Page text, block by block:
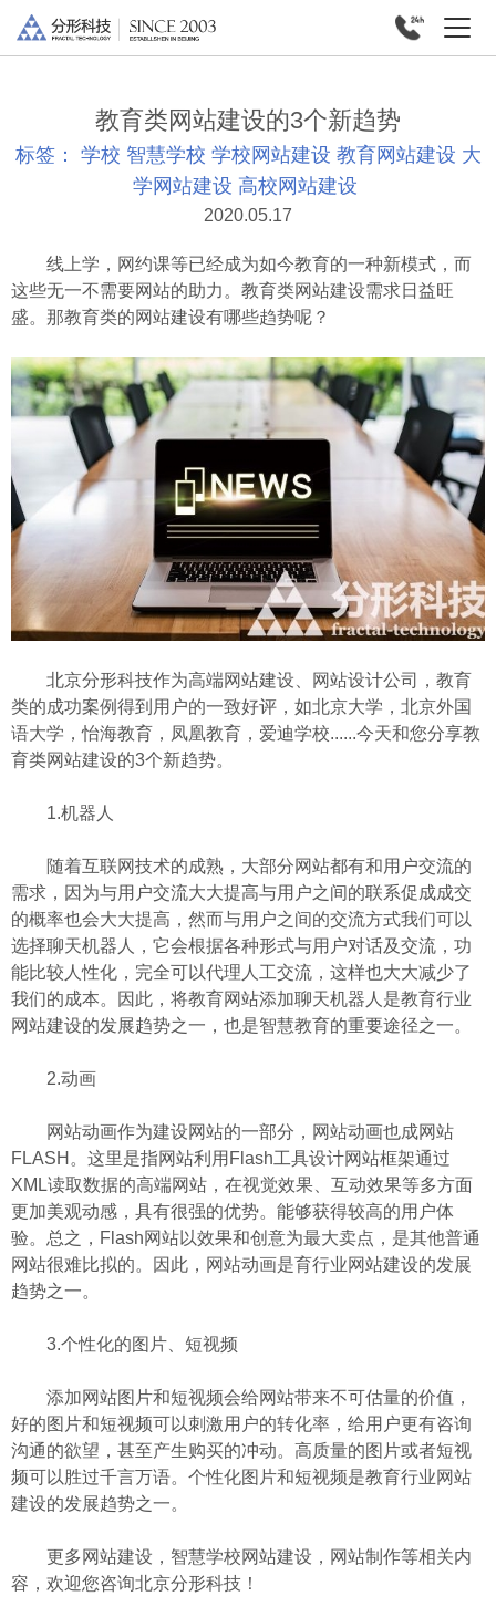
教育类网站建设的3个新趋势
标签： 学校 智慧学校 学校网站建设 教育网站建设 大
学网站建设 高校网站建设
2020.05.17
线上学，网约课等已经成为如今教育的一种新模式，而
这些无一不需要网站的助力。教育类网站建设需求日益旺
盛。那教育类的网站建设有哪些趋势呢？
北京分形科技作为高端网站建设、网站设计公司，教育
类的成功案例得到用户的一致好评，如北京大学，北京外国
语大学，怡海教育，凤凰教育，爱迪学校......今天和您分享教
育类网站建设的3个新趋势。
1.机器人
随着互联网技术的成熟，大部分网站都有和用户交流的
需求，因为与用户交流大大提高与用户之间的联系促成成交
的概率也会大大提高，然而与用户之间的交流方式我们可以
选择聊天机器人，它会根据各种形式与用户对话及交流，功
能比较人性化，完全可以代理人工交流，这样也大大减少了
我们的成本。因此，将教育网站添加聊天机器人是教育行业
网站建设的发展趋势之一，也是智慧教育的重要途径之一。
2.动画
网站动画作为建设网站的一部分，网站动画也成网站
FLASH。这里是指网站利用Flash工具设计网站框架通过
XML读取数据的高端网站，在视觉效果、互动效果等多方面
更加美观动感，具有很强的优势。能够获得较高的用户体
验。总之，Flash网站以效果和创意为最大卖点，是其他普通
网站很难比拟的。因此，网站动画是育行业网站建设的发展
趋势之一。
3.个性化的图片、短视频
添加网站图片和短视频会给网站带来不可估量的价值，
好的图片和短视频可以刺激用户的转化率，给用户更有咨询
沟通的欲望，甚至产生购买的冲动。高质量的图片或者短视
频可以胜过千言万语。个性化图片和短视频是教育行业网站
建设的发展趋势之一。
更多网站建设，智慧学校网站建设，网站制作等相关内
容，欢迎您咨询北京分形科技！